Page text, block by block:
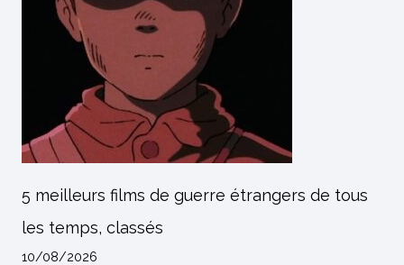
5 meilleurs films de guerre étrangers de tous
les temps, classés
10/08/2026